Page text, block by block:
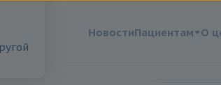
НовостиПациентам О